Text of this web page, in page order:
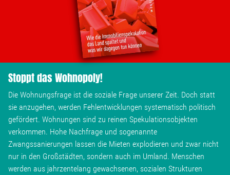
Stoppt das Wohnopoly!
Die Wohnungsfrage ist die soziale Frage unserer Zeit. Doch statt
sie anzugehen, werden Fehlentwicklungen systematisch politisch
gefördert. Wohnungen sind zu reinen Spekulationsobjekten
verkommen. Hohe Nachfrage und sogenannte
Zwangssanierungen lassen die Mieten explodieren und zwar nicht
nur in den Großstädten, sondern auch im Umland. Menschen
werden aus jahrzentelang gewachsenen, sozialen Strukturen